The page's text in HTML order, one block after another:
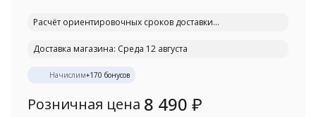
Расчёт ориентировочных сроков доставки...
Доставка магазина: Среда 12 августа
Начислим+170 бонусов
Розничная цена 8 490 ₽